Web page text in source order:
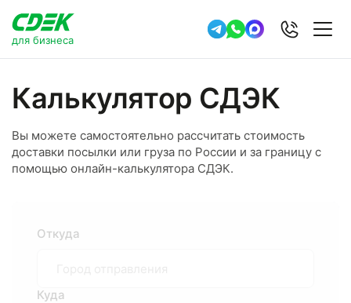
для бизнеса
Калькулятор СДЭК
Вы можете самостоятельно рассчитать стоимость
доставки посылки или груза по России и за границу с
помощью онлайн-калькулятора СДЭК.
Откуда
Куда